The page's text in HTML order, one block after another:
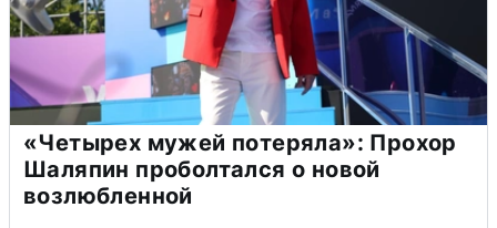
«Четырех мужей потеряла»: Прохор
Шаляпин проболтался о новой
возлюбленной